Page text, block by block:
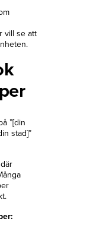
vill se att
”[din
stad]”